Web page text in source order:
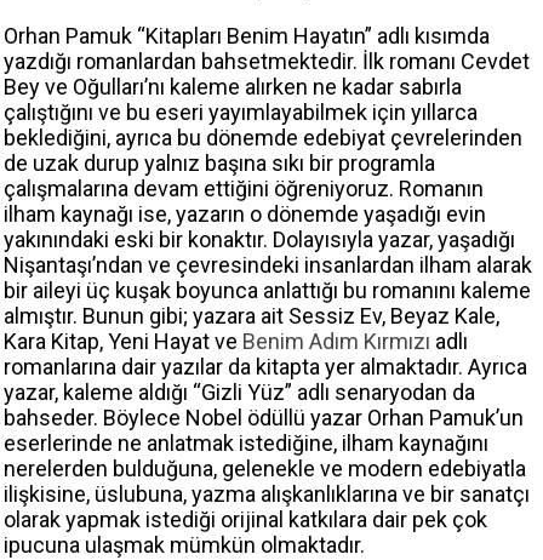
Orhan Pamuk “Kitapları Benim Hayatın” adlı kısımda
yazdığı romanlardan bahsetmektedir. İlk romanı Cevdet
Bey ve Oğulları’nı kaleme alırken ne kadar sabırla
çalıştığını ve bu eseri yayımlayabilmek için yıllarca
beklediğini, ayrıca bu dönemde edebiyat çevrelerinden
de uzak durup yalnız başına sıkı bir programla
çalışmalarına devam ettiğini öğreniyoruz. Romanın
ilham kaynağı ise, yazarın o dönemde yaşadığı evin
yakınındaki eski bir konaktır. Dolayısıyla yazar, yaşadığı
Nişantaşı’ndan ve çevresindeki insanlardan ilham alarak
bir aileyi üç kuşak boyunca anlattığı bu romanını kaleme
almıştır. Bunun gibi; yazara ait Sessiz Ev, Beyaz Kale,
Kara Kitap, Yeni Hayat ve Benim Adım Kırmızı adlı
romanlarına dair yazılar da kitapta yer almaktadır. Ayrıca
yazar, kaleme aldığı “Gizli Yüz” adlı senaryodan da
bahseder. Böylece Nobel ödüllü yazar Orhan Pamuk’un
eserlerinde ne anlatmak istediğine, ilham kaynağını
nerelerden bulduğuna, gelenekle ve modern edebiyatla
ilişkisine, üslubuna, yazma alışkanlıklarına ve bir sanatçı
olarak yapmak istediği orijinal katkılara dair pek çok
ipucuna ulaşmak mümkün olmaktadır.